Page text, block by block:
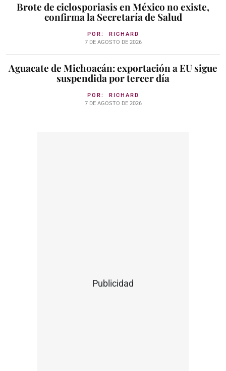
Brote de ciclosporiasis en México no existe,
confirma la Secretaría de Salud
POR: RICHARD
7 DE AGOSTO DE 2026
Aguacate de Michoacán: exportación a EU sigue
suspendida por tercer día
POR: RICHARD
7 DE AGOSTO DE 2026
Publicidad